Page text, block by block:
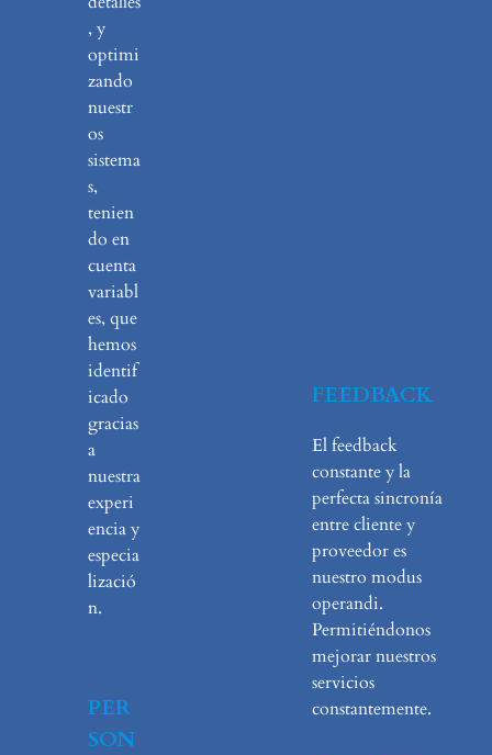
, y
optimi
zando
nuestr
os
sistema
s,
tenien
do en
cuenta
variabl
es, que
hemos
identif
icado
gracias
a
nuestra
experi
encia y
especia
lizació
n.
PER
SON
FEEDBACK
El feedback
constante y la
perfecta sincronía
entre cliente y
proveedor es
nuestro modus
operandi.
Permitiéndonos
mejorar nuestros
servicios
constantemente.